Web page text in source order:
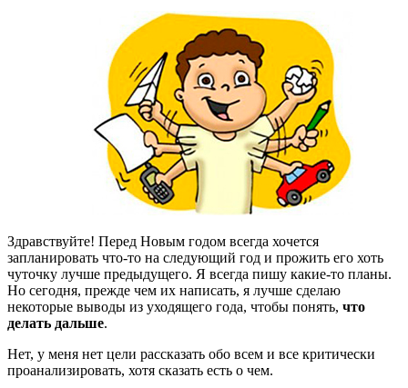
Здравствуйте! Перед Новым годом всегда хочется
запланировать что-то на следующий год и прожить его хоть
чуточку лучше предыдущего. Я всегда пишу какие-то планы.
Но сегодня, прежде чем их написать, я лучше сделаю
некоторые выводы из уходящего года, чтобы понять, что
делать дальше.
Нет, у меня нет цели рассказать обо всем и все критически
проанализировать, хотя сказать есть о чем.